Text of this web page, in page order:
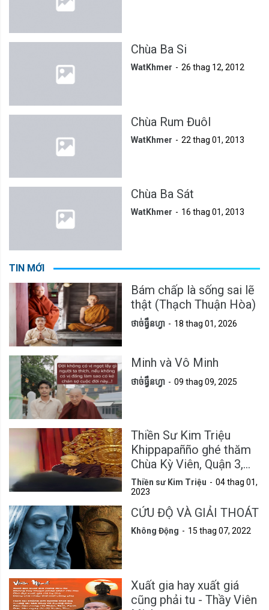
Chùa Ba Si
WatKhmer 26 thag 12, 2012
Chùa Rum Đuôl
WatKhmer 22 thag 01, 2013
Chùa Ba Sát
WatKhmer 16 thag 01, 2013
TIN MỚI
Bám chấp là sống sai lẽ
thật (Thạch Thuận Hòa)
ថាច់ធ្វឹនហ្វា 18 thag 01, 2026
Minh và Vô Minh
ថាច់ធ្វឹនហ្វា 09 thag 09, 2025
Thiền Sư Kim Triệu
Khippapañño ghé thăm
Chùa Kỳ Viên, Quận 3,
Tp.HCM
Thiền sư Kim Triệu
04 thag 01,
2023
CỨU ĐỘ VÀ GIẢI THOÁT
Không Động 15 thag 07, 2022
Xuất gia hay xuất giá
cũng phải tu - Thầy Viên